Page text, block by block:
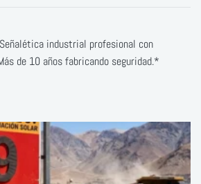
industrial profesional con
de 10 años fabricando seguridad.*